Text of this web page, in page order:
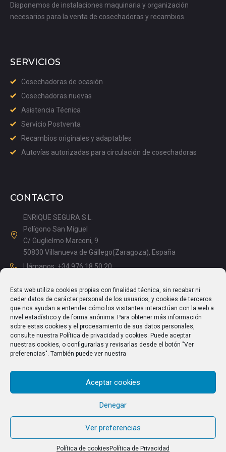
Esta web utiliza cookies propias con finalidad técnica, sin recabar ni
ceder datos de carácter personal de los usuarios, y cookies de terceros
que nos ayudan a entender cómo los visitantes interactúan con la web a
nivel estadístico y de forma anónima. Para obtener más información
sobre estas cookies y el procesamiento de sus datos personales,
consulte nuestra Política de privacidad y cookies. Puede aceptar
nuestras cookies, o configurarlas y revisarlas desde el botón "Ver
preferencias". También puede ver nuestra
Aceptar cookies
Denegar
Ver preferencias
Política de cookies Política de Privacidad
Disponemos de instalaciones maquinaria y organización
necesarios para la venta de cosechadoras y recambios.
SERVICIOS
Cosechadoras de ocasión
Cosechadoras nuevas
Asistencia Técnica
Servicio Postventa
Recambios originales y adaptables
Autovías autorizadas para circulación de cosechadoras
CONTACTO
ENRIQUE SEGURA S.L.
Polígono San Miguel
C/ Guglielmo Marconi, 9
50830 Villanueva de Gállego(Zaragoza), España
Llámanos: +34 976 18 50 20
Tardes: 14.00 – 17.15
info@enriquesegura.com
TEXTOS LEGALES
Aviso Legal
Política de Privacidad